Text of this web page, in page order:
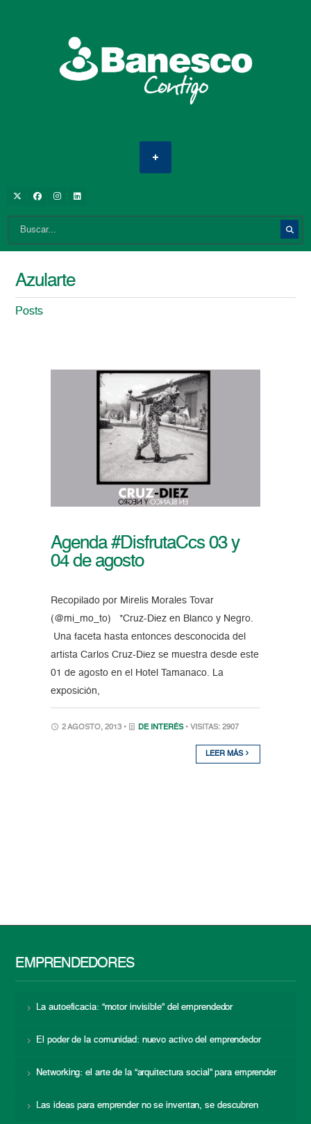
Azularte
Posts
Agenda #DisfrutaCcs 03 y
04 de agosto
Recopilado por Mirelis Morales Tovar
(@mi_mo_to) *Cruz-Diez en Blanco y Negro.
Una faceta hasta entonces desconocida del
artista Carlos Cruz-Diez se muestra desde este
01 de agosto en el Hotel Tamanaco. La
exposición,
2 AGOSTO, 2013 • DE INTERÉS • VISITAS: 2907
LEER MÁS
EMPRENDEDORES
La autoeficacia: “motor invisible” del emprendedor
El poder de la comunidad: nuevo activo del emprendedor
Networking: el arte de la “arquitectura social” para emprender
Las ideas para emprender no se inventan, se descubren